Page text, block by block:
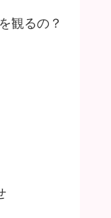
観るの？